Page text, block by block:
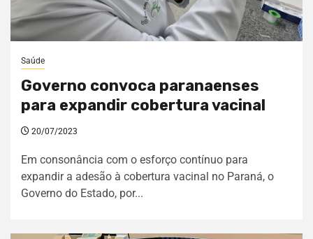
Saúde
Governo convoca paranaenses
para expandir cobertura vacinal
20/07/2023
Em consonância com o esforço contínuo para
expandir a adesão à cobertura vacinal no Paraná, o
Governo do Estado, por...